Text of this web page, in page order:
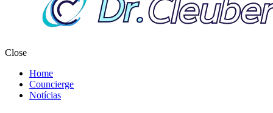
Close
Home
Councierge
Notícias